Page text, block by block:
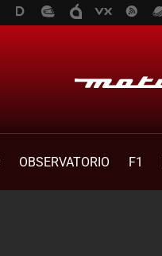
OBSERVATORIO F1